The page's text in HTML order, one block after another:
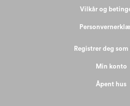
Vilkår og
Registrer deg
Min konto
Åpent hus